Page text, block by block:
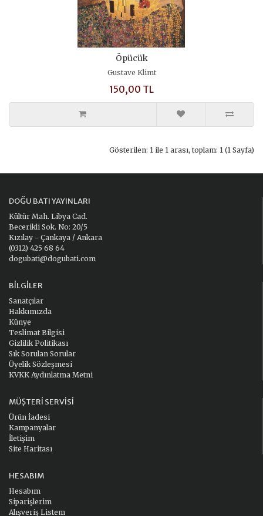
Öpücük
Gustave Klimt
150,00 TL
Gösterilen: 1 ile 1 arası, toplam: 1 (1 Sayfa)
DOĞU BATI YAYINLARI
Kültür Mah. Libya Cad.
Becerikli Sok. No: 20/5
Kızılay - Çankaya / Ankara
(0312) 425 68 64
dogubati@dogubati.com
BILGILER
Sanatçılar
Hakkımızda
Künye
Teslimat Bilgisi
Gizlilik Politikası
Sık Sorulan Sorular
Üyelik Sözleşmesi
KVKK Aydınlatma Metni
MÜŞTERI SERVISI
Ürün İadesi
Kampanyalar
İletişim
Site Haritası
HESABIM
Hesabım
Siparişlerim
Alışveriş Listem